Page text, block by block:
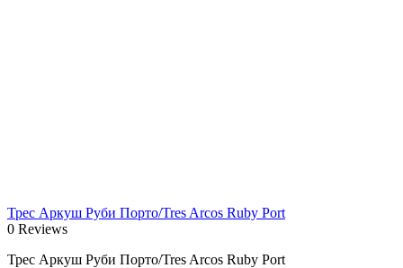
Трес Аркуш Руби Порто/Tres Arcos Ruby Port
0 Reviews
Трес Аркуш Руби Порто/Tres Arcos Ruby Port